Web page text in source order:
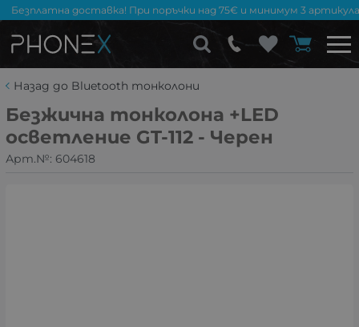
Безплатна доставка! При поръчки над 75€ и минимум 3
Назад до Bluetooth тонколони
Безжична тонколона +LED
осветление GT-112 - Черен
Арт.№: 604618